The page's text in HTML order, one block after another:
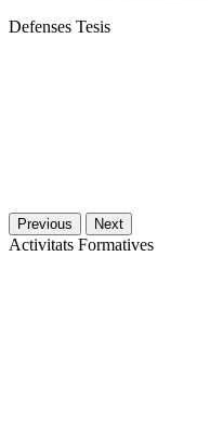
Defenses Tesis
Previous Next
Activitats Formatives